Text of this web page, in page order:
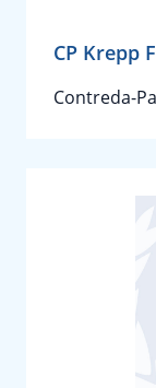
CP Krepp
Contreda-